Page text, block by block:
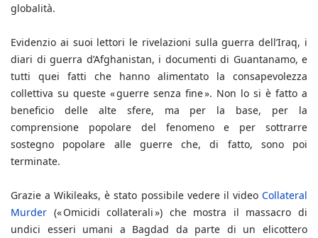
globalità.
Evidenzio ai suoi lettori le rivelazioni sulla guerra dell’Iraq, i
diari di guerra d’Afghanistan, i documenti di Guantanamo, e
tutti quei fatti che hanno alimentato la consapevolezza
collettiva su queste « guerre senza fine ». Non lo si è fatto a
beneficio delle alte sfere, ma per la base, per la
comprensione popolare del fenomeno e per sottrarre
sostegno popolare alle guerre che, di fatto, sono poi
terminate.
Grazie a Wikileaks, è stato possibile vedere il video Collateral
Murder (« Omicidi collaterali ») che mostra il massacro di
undici esseri umani a Bagdad da parte di un elicottero